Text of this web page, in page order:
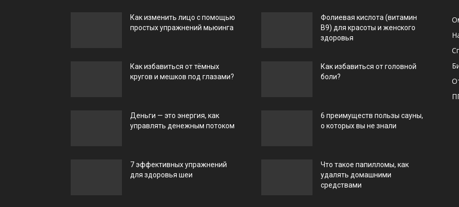
Как изменить лицо с помощью
простых упражнений мьюинга
Как избавиться от тёмных
кругов и мешков под глазами?
Деньги — это энергия, как
управлять денежным потоком
7 эффективных упражнений
для здоровья шеи
Фолиевая кислота (витамин
В9) для красоты и женского
здоровья
Как избавиться от головной
боли?
6 преимуществ пользы сауны,
о которых вы не знали
Что такое папилломы, как
удалять домашними
средствами